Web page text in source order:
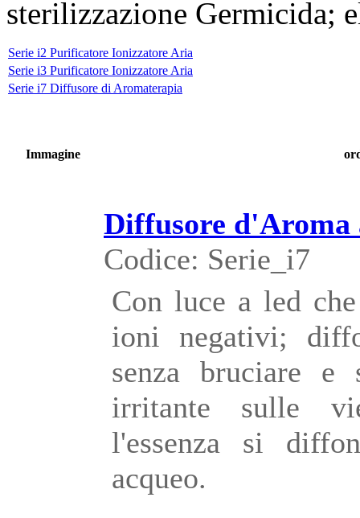
sterilizzazione Germicida;
Serie i2 Purificatore Ionizzatore Aria
Serie i3 Purificatore Ionizzatore Aria
Serie i7 Diffusore di Aromaterapia
Immagine
Diffusore d'Aroma
Codice: Serie_i7
Con luce a led
ioni negativi;
senza bruciare e
irritante sulle
l'essenza si
acqueo.